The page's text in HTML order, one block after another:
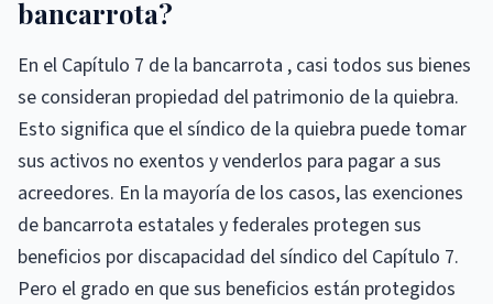
bancarrota?
En el Capítulo 7 de la bancarrota , casi todos sus bienes
se consideran propiedad del patrimonio de la quiebra.
Esto significa que el síndico de la quiebra puede tomar
sus activos no exentos y venderlos para pagar a sus
acreedores. En la mayoría de los casos, las exenciones
de bancarrota estatales y federales protegen sus
beneficios por discapacidad del síndico del Capítulo 7.
Pero el grado en que sus beneficios están protegidos